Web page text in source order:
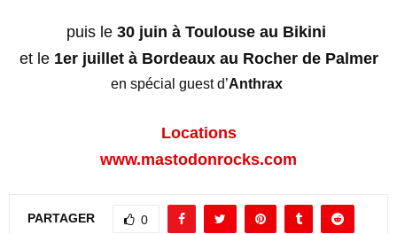
puis le 30 juin à Toulouse au Bikini
et le 1er juillet à Bordeaux au Rocher de Palmer
en spécial guest d’Anthrax
Locations
www.mastodonrocks.com
PARTAGER 0